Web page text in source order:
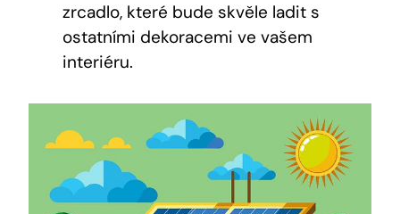
zrcadlo, které bude skvěle ladit s
ostatními dekoracemi ve vašem
interiéru.